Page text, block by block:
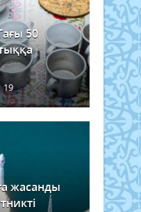
50
19
жасанды